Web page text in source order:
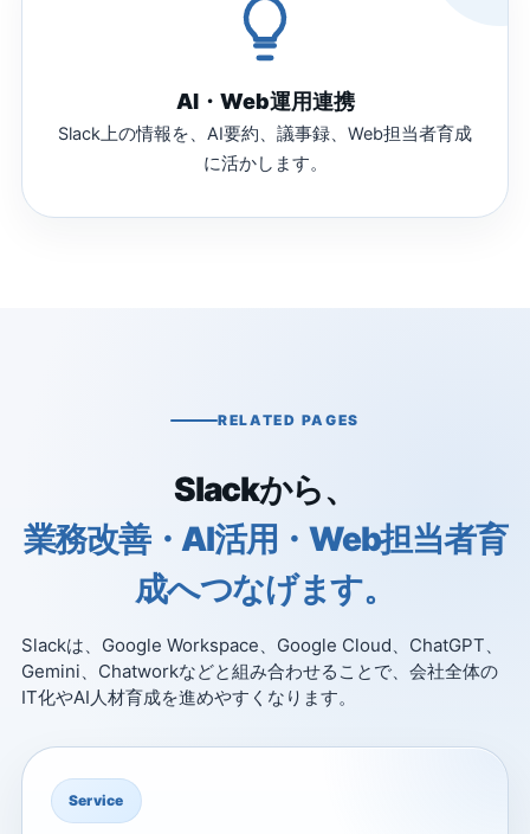
AI・Web運用連携
Slack上の情報を、AI要約、議事録、Web担当者育成
に活かします。
RELATED PAGES
Slackから、
業務改善・AI活用・Web担当者育
成へつなげます。
Slackは、Google Workspace、Google Cloud、ChatGPT、
Gemini、Chatworkなどと組み合わせることで、会社全体の
IT化やAI人材育成を進めやすくなります。
Service